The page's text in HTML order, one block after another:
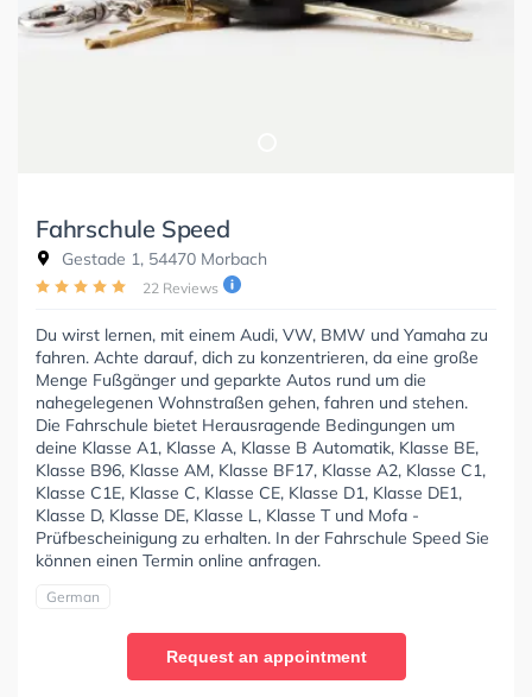
Fahrschule Speed
Gestade 1, 54470 Morbach
22 Reviews
Du wirst lernen, mit einem Audi, VW, BMW und Yamaha zu
fahren. Achte darauf, dich zu konzentrieren, da eine große
Menge Fußgänger und geparkte Autos rund um die
nahegelegenen Wohnstraßen gehen, fahren und stehen.
Die Fahrschule bietet Herausragende Bedingungen um
deine Klasse A1, Klasse A, Klasse B Automatik, Klasse BE,
Klasse B96, Klasse AM, Klasse BF17, Klasse A2, Klasse C1,
Klasse C1E, Klasse C, Klasse CE, Klasse D1, Klasse DE1,
Klasse D, Klasse DE, Klasse L, Klasse T und Mofa -
Prüfbescheinigung zu erhalten. In der Fahrschule Speed Sie
können einen Termin online anfragen.
German
Request an appointment